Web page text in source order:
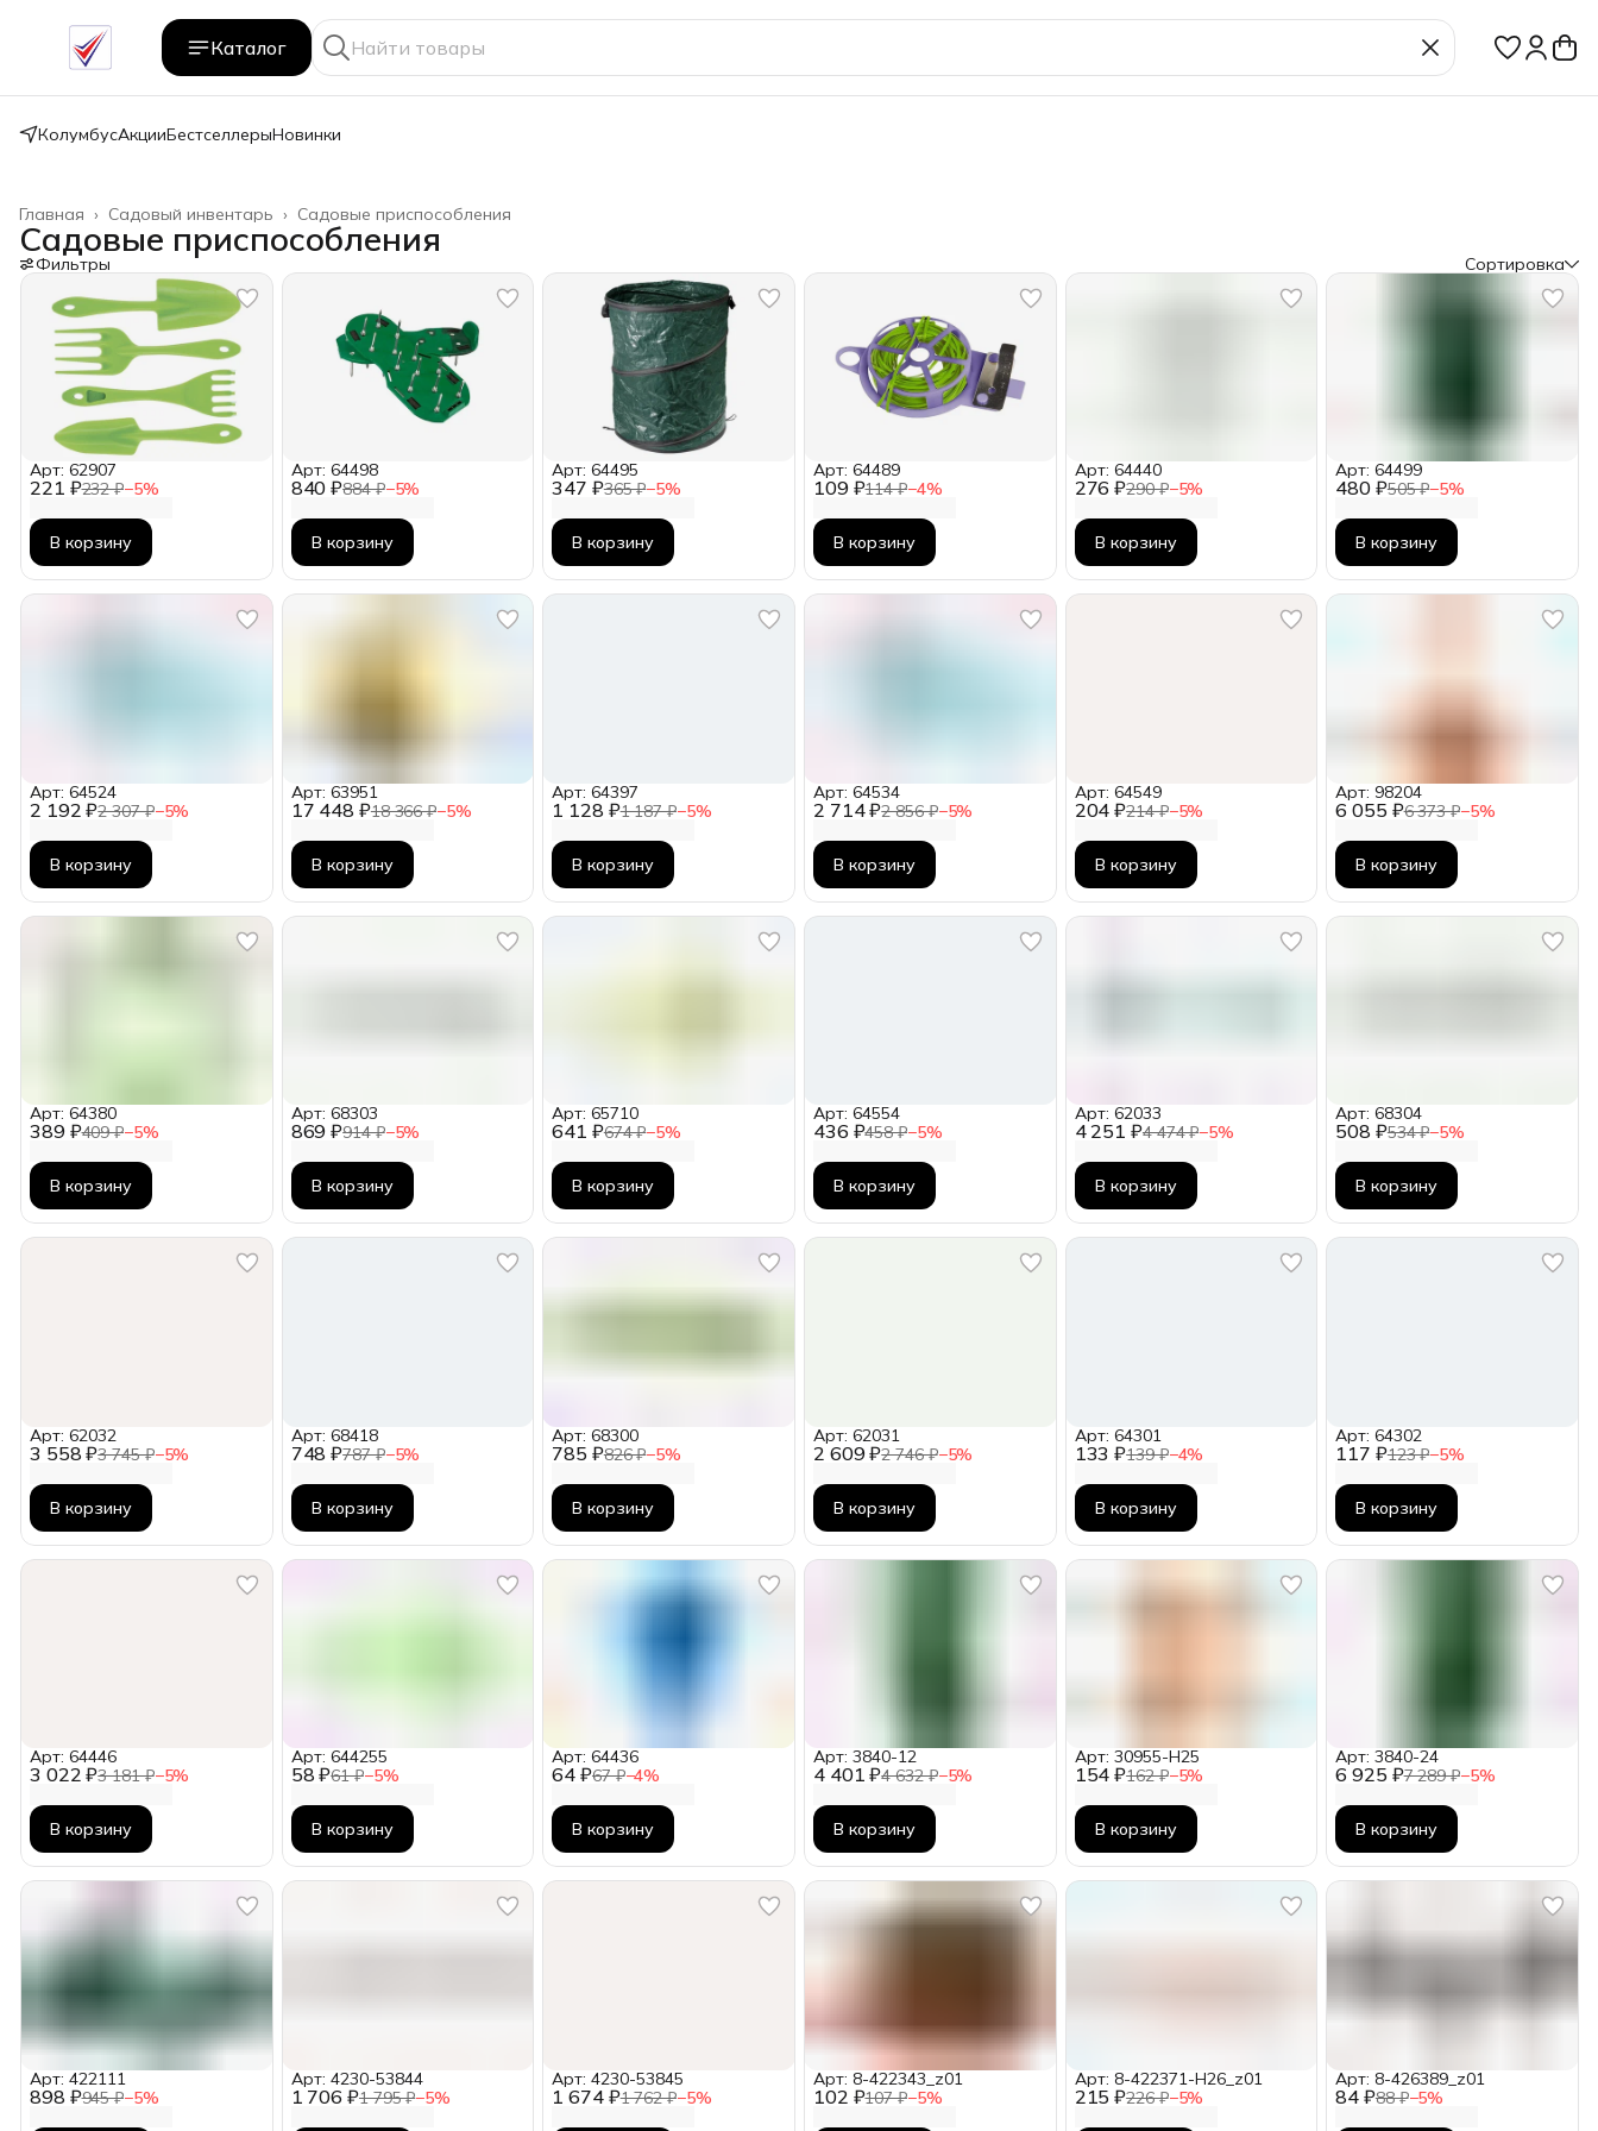
Каталог
КолумбусАкцииБестселлерыНовинки
Садовые приспособления
Садовый инвентарь ›
Главная ›
Садовые приспособления
Фильтры Сортировка
221 ₽232 ₽−5%
Арт: 62907
В корзину
840 ₽884 ₽−5%
Арт: 64498
В корзину
347 ₽365 ₽−5%
Арт: 64495
В корзину
109 ₽114 ₽−4%
Арт: 64489
В корзину
276 ₽290 ₽−5%
Арт: 64440
В корзину
480 ₽505 ₽−5%
Арт: 64499
В корзину
2 192 ₽2 307 ₽−5%
Арт: 64524
В корзину
17 448 ₽18 366 ₽−5%
Арт: 63951
В корзину
1 128 ₽1 187 ₽−5%
Арт: 64397
В корзину
2 714 ₽2 856 ₽−5%
Арт: 64534
В корзину
204 ₽214 ₽−5%
Арт: 64549
В корзину
6 055 ₽6 373 ₽−5%
Арт: 98204
В корзину
389 ₽409 ₽−5%
Арт: 64380
В корзину
869 ₽914 ₽−5%
Арт: 68303
В корзину
641 ₽674 ₽−5%
Арт: 65710
В корзину
436 ₽458 ₽−5%
Арт: 64554
В корзину
4 251 ₽4 474 ₽−5%
Арт: 62033
В корзину
508 ₽534 ₽−5%
Арт: 68304
В корзину
3 558 ₽3 745 ₽−5%
Арт: 62032
В корзину
748 ₽787 ₽−5%
Арт: 68418
В корзину
785 ₽826 ₽−5%
Арт: 68300
В корзину
2 609 ₽2 746 ₽−5%
Арт: 62031
В корзину
133 ₽139 ₽−4%
Арт: 64301
В корзину
117 ₽123 ₽−5%
Арт: 64302
В корзину
3 022 ₽3 181 ₽−5%
Арт: 64446
В корзину
58 ₽61 ₽−5%
Арт: 644255
В корзину
64 ₽67 ₽−4%
Арт: 64436
В корзину
4 401 ₽4 632 ₽−5%
Арт: 3840-12
В корзину
154 ₽162 ₽−5%
Арт: 30955-Н25
В корзину
6 925 ₽7 289 ₽−5%
Арт: 3840-24
В корзину
898 ₽945 ₽−5%
Арт: 422111
1 706 ₽1 795 ₽−5%
Арт: 4230-53844
1 674 ₽1 762 ₽−5%
Арт: 4230-53845
102 ₽107 ₽−5%
Арт: 8-422343_z01
215 ₽226 ₽−5%
Арт: 8-422371-H26_z01
84 ₽88 ₽−5%
Арт: 8-426389_z01